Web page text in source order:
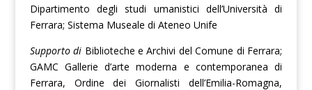
Dipartimento degli studi umanistici dell’Università di
Ferrara; Sistema Museale di Ateneo Unife
Supporto di Biblioteche e Archivi del Comune di Ferrara;
GAMC Gallerie d’arte moderna e contemporanea di
Ferrara, Ordine dei Giornalisti dell’Emilia-Romagna,